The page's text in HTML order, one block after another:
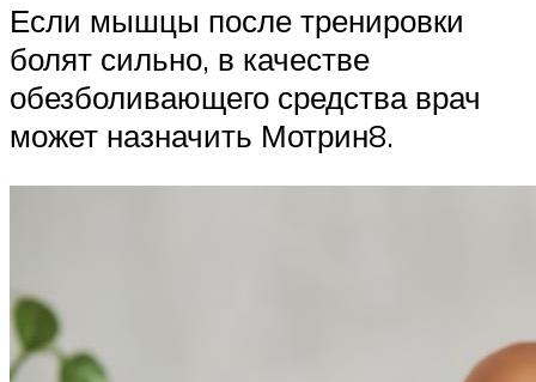
Если мышцы после тренировки
болят сильно, в качестве
обезболивающего средства врач
может назначить Мотрин8.